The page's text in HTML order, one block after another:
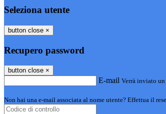
Seleziona utente
button close ×
Recupero password
button close ×
E-mail Verrà inviato
Non hai una e-mail associata al nome utente? Effettua il